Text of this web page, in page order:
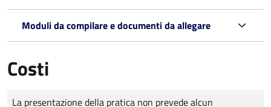
Moduli da compilare e documenti da allegare
Costi
Tipo di pagamento
Importo
La presentazione della pratica non prevede alcun